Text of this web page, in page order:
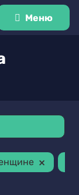
Меню
×